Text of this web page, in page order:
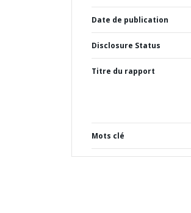
Date de publication
Disclosure Status
Titre du rapport
Mots clé